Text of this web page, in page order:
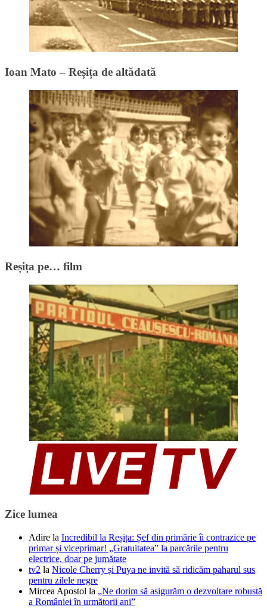
Ioan Mato – Reșița de altădată
Reșița pe… film
Zice lumea
Adire la Incredibil la Reșița: Șef din primărie îi contrazice pe
primar și viceprimar! „Gratuitatea” la parcările pentru
electrice, doar pe jumătate
tv2 la Nicole Cherry și Puya ne invită să ridicăm paharul sus
pentru zilele negre
Mircea Apostol la „Ne dorim să asigurăm o dezvoltare robustă
a României în următorii ani”